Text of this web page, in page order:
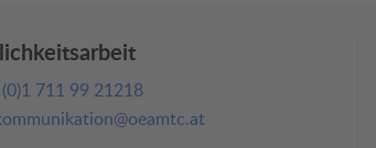
711 99 21218